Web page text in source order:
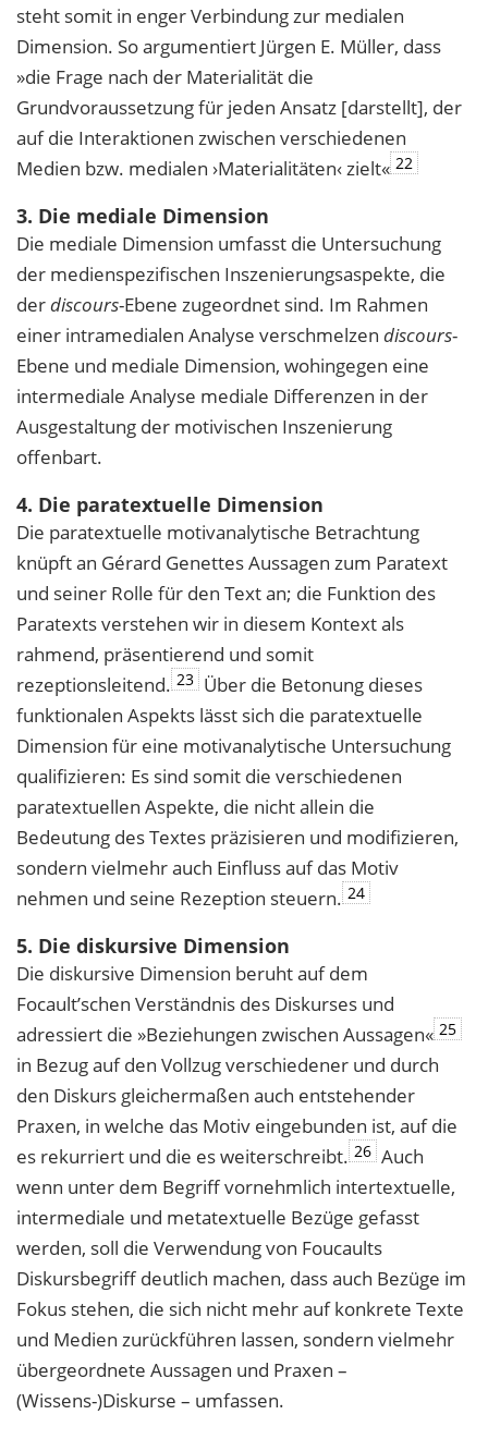
steht somit in enger Verbindung zur medialen
Dimension. So argumentiert Jürgen E. Müller, dass
»die Frage nach der Materialität die
Grundvoraussetzung für jeden Ansatz [darstellt], der
auf die Interaktionen zwischen verschiedenen
Medien bzw. medialen ›Materialitäten‹ zielt« 22
3. Die mediale Dimension
Die mediale Dimension umfasst die Untersuchung
der medienspezifischen Inszenierungsaspekte, die
derdiscours-Ebene zugeordnet sind. Im Rahmen
einer intramedialen Analyse verschmelzen discours-
Ebene und mediale Dimension, wohingegen eine
intermediale Analyse mediale Differenzen in der
Ausgestaltung der motivischen Inszenierung
offenbart.
4. Die paratextuelle Dimension
Die paratextuelle motivanalytische Betrachtung
knüpft an Gérard Genettes Aussagen zum Paratext
und seiner Rolle für den Text an; die Funktion des
Paratexts verstehen wir in diesem Kontext als
rahmend, präsentierend und somit
rezeptionsleitend. 23 Über die Betonung dieses
funktionalen Aspekts lässt sich die paratextuelle
Dimension für eine motivanalytische Untersuchung
qualifizieren: Es sind somit die verschiedenen
paratextuellen Aspekte, die nicht allein die
Bedeutung des Textes präzisieren und modifizieren,
sondern vielmehr auch Einfluss auf das Motiv
nehmen und seine Rezeption steuern. 24
5. Die diskursive Dimension
Die diskursive Dimension beruht auf dem
Focault’schen Verständnis des Diskurses und
adressiert die »Beziehungen zwischen Aussagen« 25
in Bezug auf den Vollzug verschiedener und durch
den Diskurs gleichermaßen auch entstehender
Praxen, in welche das Motiv eingebunden ist, auf die
es rekurriert und die es weiterschreibt. 26 Auch
wenn unter dem Begriff vornehmlich intertextuelle,
intermediale und metatextuelle Bezüge gefasst
werden, soll die Verwendung von Foucaults
Diskursbegriff deutlich machen, dass auch Bezüge im
Fokus stehen, die sich nicht mehr auf konkrete Texte
und Medien zurückführen lassen, sondern vielmehr
übergeordnete Aussagen und Praxen –
(Wissens-)Diskurse – umfassen.